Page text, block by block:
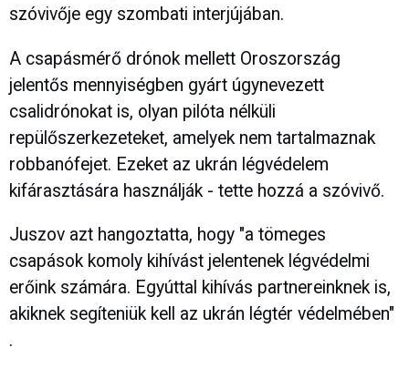
szóvivője egy szombati interjújában.
A csapásmérő drónok mellett Oroszország
jelentős mennyiségben gyárt úgynevezett
csalidrónokat is, olyan pilóta nélküli
repülőszerkezeteket, amelyek nem tartalmaznak
robbanófejet. Ezeket az ukrán légvédelem
kifárasztására használják - tette hozzá a szóvivő.
Juszov azt hangoztatta, hogy "a tömeges
csapások komoly kihívást jelentenek légvédelmi
erőink számára. Egyúttal kihívás partnereinknek is,
akiknek segíteniük kell az ukrán légtér védelmében"
.